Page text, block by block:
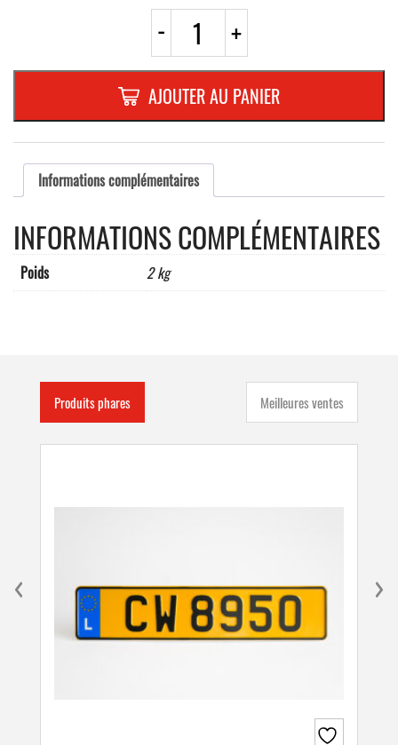
- quantité
POTEAU
"
FLEXI
"
h=
750
MM
NOIR
RF)
Ø
80
+
AJOUTER AU PANIER
Informations complémentaires
INFORMATIONS COMPLÉMENTAIRES
Poids 2 kg
Produits phares Meilleures ventes